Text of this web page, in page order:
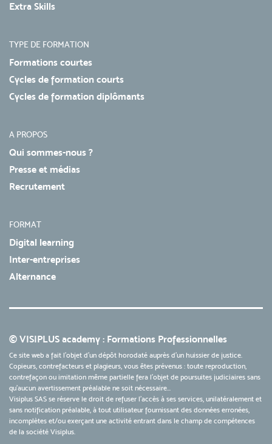
Extra Skills
TYPE DE FORMATION
Formations courtes
Cycles de formation courts
Cycles de formation diplômants
A PROPOS
Qui sommes-nous ?
Presse et médias
Recrutement
FORMAT
Digital learning
Inter-entreprises
Alternance
© VISIPLUS academy : Formations Professionnelles
Ce site web a fait l'objet d'un dépôt horodaté auprès d'un huissier de justice.
Copieurs, contrefacteurs et plagieurs, vous êtes prévenus : toute reproduction,
contrefaçon ou imitation même partielle fera l'objet de poursuites judiciaires sans
qu’aucun avertissement préalable ne soit nécessaire...
Visiplus SAS se réserve le droit de refuser l'accès à ses services, unilatéralement et
sans notification préalable, à tout utilisateur fournissant des données erronées,
incomplètes et/ou exerçant une activité entrant dans le champ de compétences
de la société Visiplus.